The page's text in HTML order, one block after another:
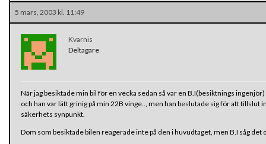
5 mars, 2003 kl. 11:49
Kvarnis
Deltagare
När jag besiktade min bil för en vecka sedan så var en B.I(besiktnings ingenjör)
och han var lätt grinig på min 22B vinge.., men han beslutade sig för att
säkerhets synpunkt.
Dom som besiktade bilen reagerade inte på den i huvudtaget, men B.I såg det